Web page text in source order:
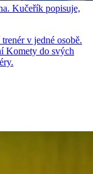
Kučeřík popisuje,
v jedné osobě.
Komety do svých